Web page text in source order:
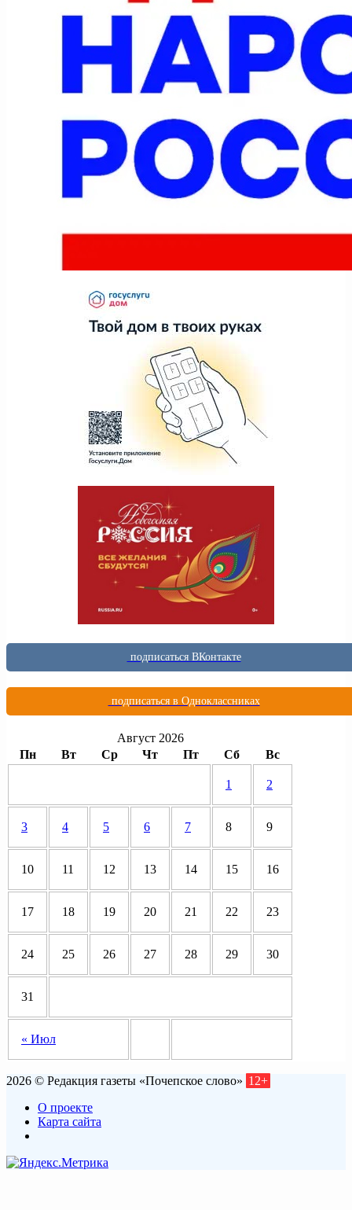
подписаться ВКонтакте
подписаться в Одноклассниках
Август 2026
Пн
Вт Ср Чт Пт Сб Вс
« Июл
1 2
3 4 5 6 7 8 9
10 11 12 13 14 15 16
17 18 19 20 21 22 23
24 25 26 27 28 29 30
31
2026 © Редакция газеты «Почепское слово» 12+
О проекте
Карта сайта